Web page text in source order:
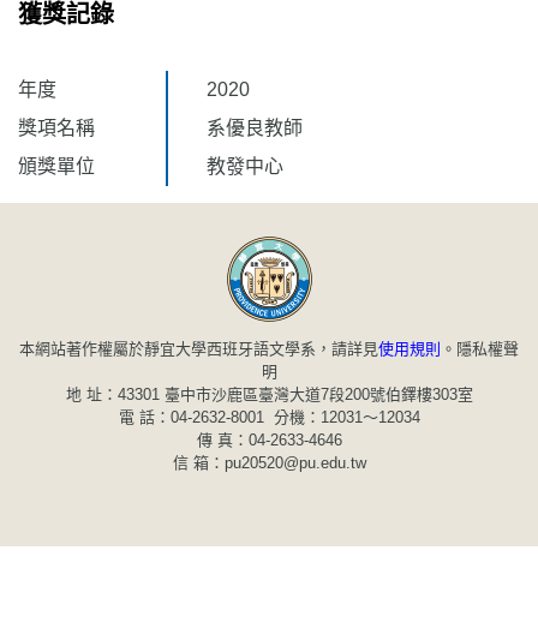
獲獎記錄
年度
2020
獎項名稱
系優良教師
頒獎單位
教發中心
本網站著作權屬於靜宜大學西班牙語文學系，請詳見使用規則 。 隱私權聲
明
地 址：43301 臺中市沙鹿區臺灣大道7段200號伯鐸樓303室
電 話：04-2632-8001 分機：12031～12034
傳 真：04-2633-4646
信 箱：pu20520@pu.edu.tw